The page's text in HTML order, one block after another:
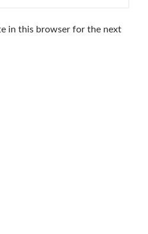
in this browser for the next